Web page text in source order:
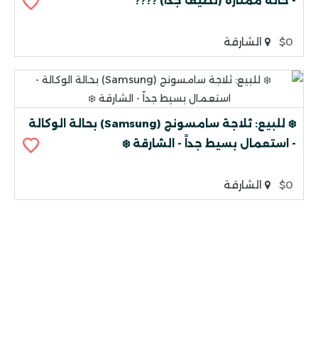
$0 الشارقة
❄️ للبيع: ثلاجة سامسونج (Samsung) بحالة الوكالة
- استعمال بسيط جداً - الشارقة ❄️
$0 الشارقة